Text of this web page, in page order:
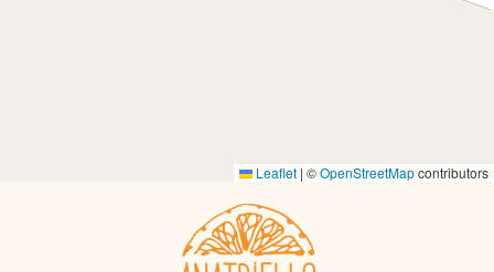
Leaflet | ©OpenStreetMapcontributors